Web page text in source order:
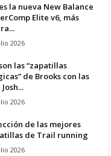
la nueva New Balance
Elite v6, más
2026
las “zapatillas
de Brooks con las
2026
de las mejores
de Trail running
2026